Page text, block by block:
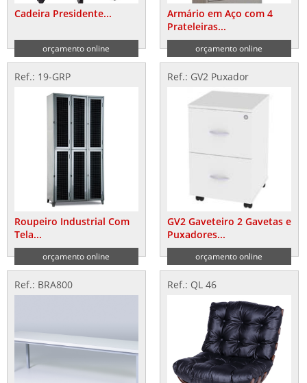
Cadeira Presidente...
orçamento online
Armário em Aço com 4
Prateleiras...
orçamento online
Ref.: 19-GRP
Roupeiro Industrial Com
Tela...
orçamento online
Ref.: GV2 Puxador
GV2 Gaveteiro 2 Gavetas e
Puxadores...
orçamento online
Ref.: BRA800 Ref.: QL 46